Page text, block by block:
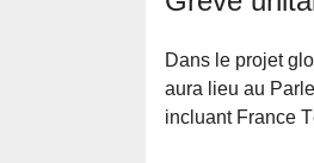
Dans le projet
aura lieu au
incluant France